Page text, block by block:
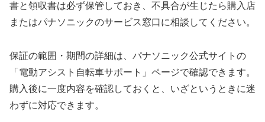
書と領収書は必ず保管しておき、不具合が生じたら購入店
またはパナソニックのサービス窓口に相談してください。
保証の範囲・期間の詳細は、パナソニック公式サイトの
「電動アシスト自転車サポート」ページで確認できます。
購入後に一度内容を確認しておくと、いざというときに迷
わずに対応できます。